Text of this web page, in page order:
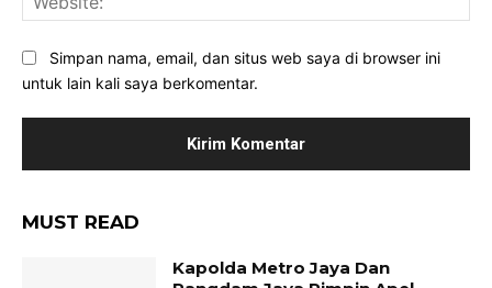
Simpan nama, email, dan situs web saya di browser ini
untuk lain kali saya berkomentar.
MUST READ
Kapolda Metro Jaya Dan